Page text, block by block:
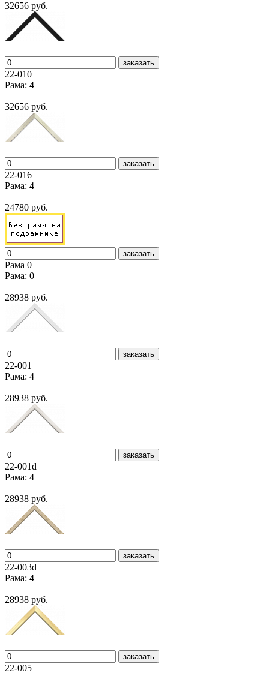
32656 руб.
заказать
22-010
Рама: 4
32656 руб.
заказать
22-016
Рама: 4
24780 руб.
заказать
Рама 0
Рама: 0
28938 руб.
заказать
22-001
Рама: 4
28938 руб.
заказать
22-001d
Рама: 4
28938 руб.
заказать
22-003d
Рама: 4
28938 руб.
заказать
22-005